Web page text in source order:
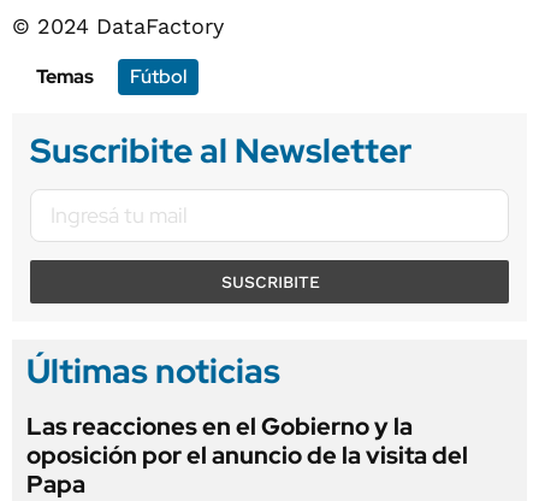
© 2024 DataFactory
Temas
Fútbol
Suscribite al Newsletter
SUSCRIBITE
Últimas noticias
Las reacciones en el Gobierno y la
oposición por el anuncio de la visita del
Papa